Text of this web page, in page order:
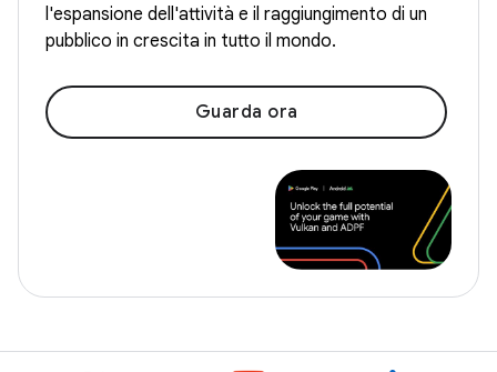
l'espansione dell'attività e il raggiungimento di un
pubblico in crescita in tutto il mondo.
Guarda ora